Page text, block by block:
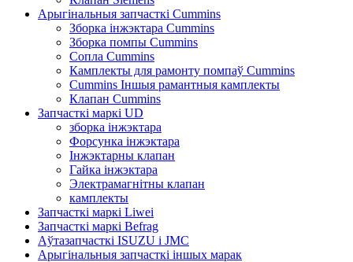
Арыгінальныя запчасткі Cummins
Зборка інжэктара Cummins
Зборка помпы Cummins
Сопла Cummins
Камплекты для рамонту помпаў Cummins
Cummins Іншыя рамантныя камплекты
Клапан Cummins
Запчасткі маркі UD
зборка інжэктара
Форсунка інжэктара
Інжэктарны клапан
Гайка інжэктара
Электрамагнітны клапан
камплекты
Запчасткі маркі Liwei
Запчасткі маркі Befrag
Аўтазапчасткі ISUZU і JMC
Арыгінальныя запчасткі іншых марак